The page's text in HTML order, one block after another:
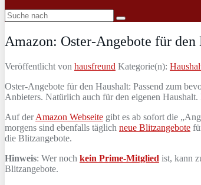
Amazon: Oster-Angebote für den
Veröffentlicht von hausfreund Kategorie(n):
Oster-Angebote für den Haushalt: Passend zum
Anbieters. Natürlich auch für den eigenen
Auf derAmazon Webseite gibt es ab sofort die
morgens sind ebenfalls täglich neue Blitzangebote
die Blitzangebote.
Hinweis: Wer noch kein Prime-Mitglied ist, kann
Blitzangebote.